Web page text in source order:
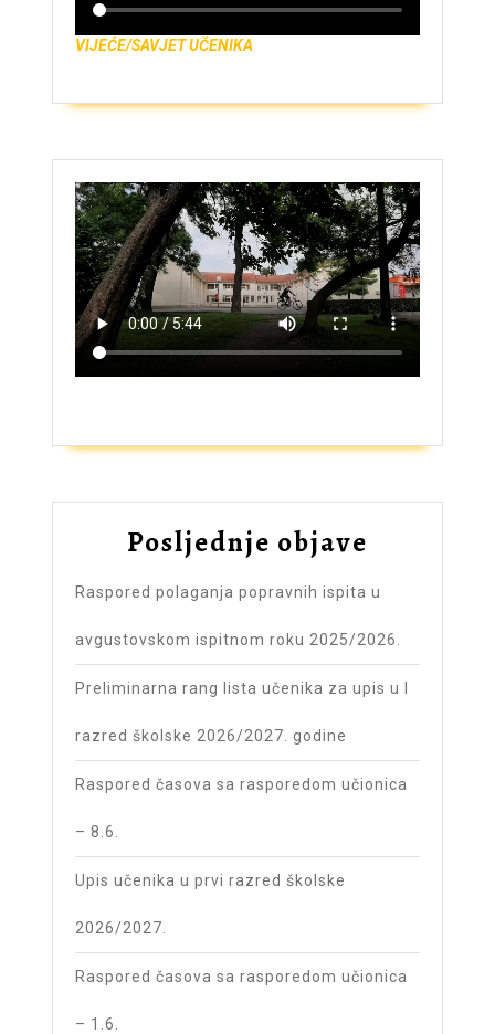
VIJEĆE/SAVJET UČENIKA
Posljednje objave
Raspored polaganja popravnih ispita u
avgustovskom ispitnom roku 2025/2026.
Preliminarna rang lista učenika za upis u I
razred školske 2026/2027. godine
Raspored časova sa rasporedom učionica
– 8.6.
Upis učenika u prvi razred školske
2026/2027.
Raspored časova sa rasporedom učionica
– 1.6.